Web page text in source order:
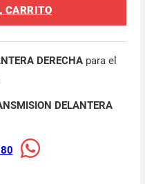
CARRITO
DERECHApara el
DELANTERA